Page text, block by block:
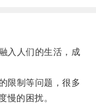
人们的生活，成
制等问题，很多
慢的困扰。